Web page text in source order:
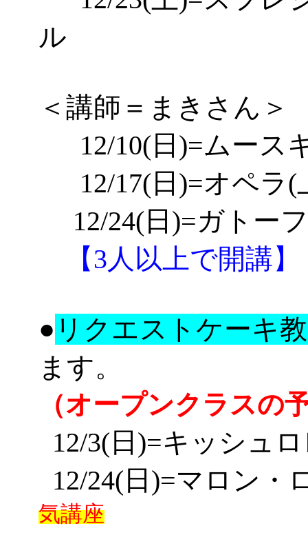
ル
＜講師＝まきさん＞
12/10( 日 )=ムース
12/17( 日 )=オペラ(
12/24( 日 )=ガトー
【3人以上で開講】
● リクエストケーキ
ます。
（オープンクラスの
12/3(日)=キッシュ
12/24(日)=マロン・
気講座